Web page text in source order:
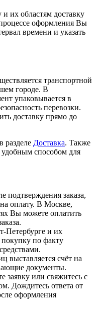
их областям доставку
оформления Вы
времени и указать
транспортной
городе. В
упаковывается в
перевозки.
доставку прямо до
разделе Доставка. Также
способом для
подтверждения заказа,
оплату. В Москве,
Вы можете оплатить
Петербурге и их
по факту
выставляется счёт на
документы.
заявку или свяжитесь с
Дождитесь ответа от
оформления